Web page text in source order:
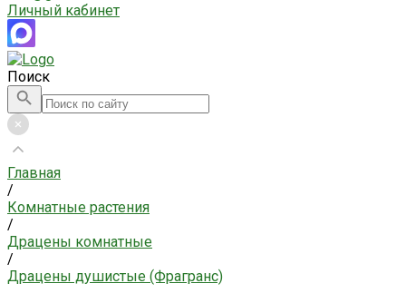
Личный кабинет
Поиск
Главная
/
Комнатные растения
/
Драцены комнатные
/
Драцены душистые (Фрагранс)